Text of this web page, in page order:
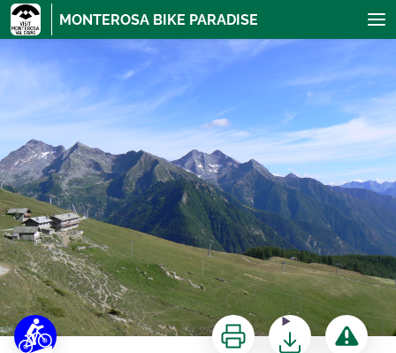
MONTEROSA BIKE PARADISE
Brusson - Rifugio Arp